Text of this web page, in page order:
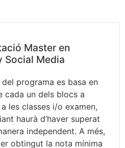
Master en
Social Media
del programa es basa en
cada un dels blocs a
les classes i/o examen,
haurà d’haver superat
independent. A més,
obtingut la nota mínima